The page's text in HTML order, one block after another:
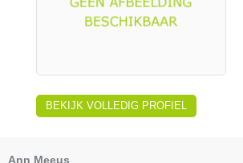
BEKIJK VOLLEDIG PROFIEL
Ann Meeus